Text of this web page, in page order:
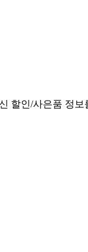
할인/사은품 정보